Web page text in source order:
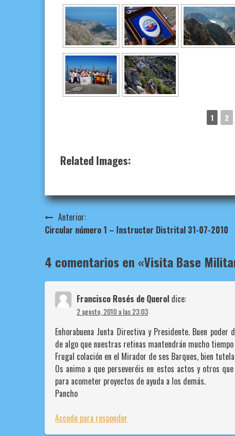
1 2
Related Images:
Navegación
de
entradas
Anterior:
Circular número 1 – Instructor Distrital 31-07-2010
4 comentarios en «Visita Base
Francisco Rosés de Querol dice:
2 agosto, 2010 a las 23:03
Enhorabuena Junta Directiva y Presidente. Buen
de algo que nuestras retinas mantendrán mucho
Frugal colación en el Mirador de ses Barques, bien
Os animo a que perseveréis en estos actos y otros
para acometer proyectos de ayuda a los demás.
Pancho
Accede para responder